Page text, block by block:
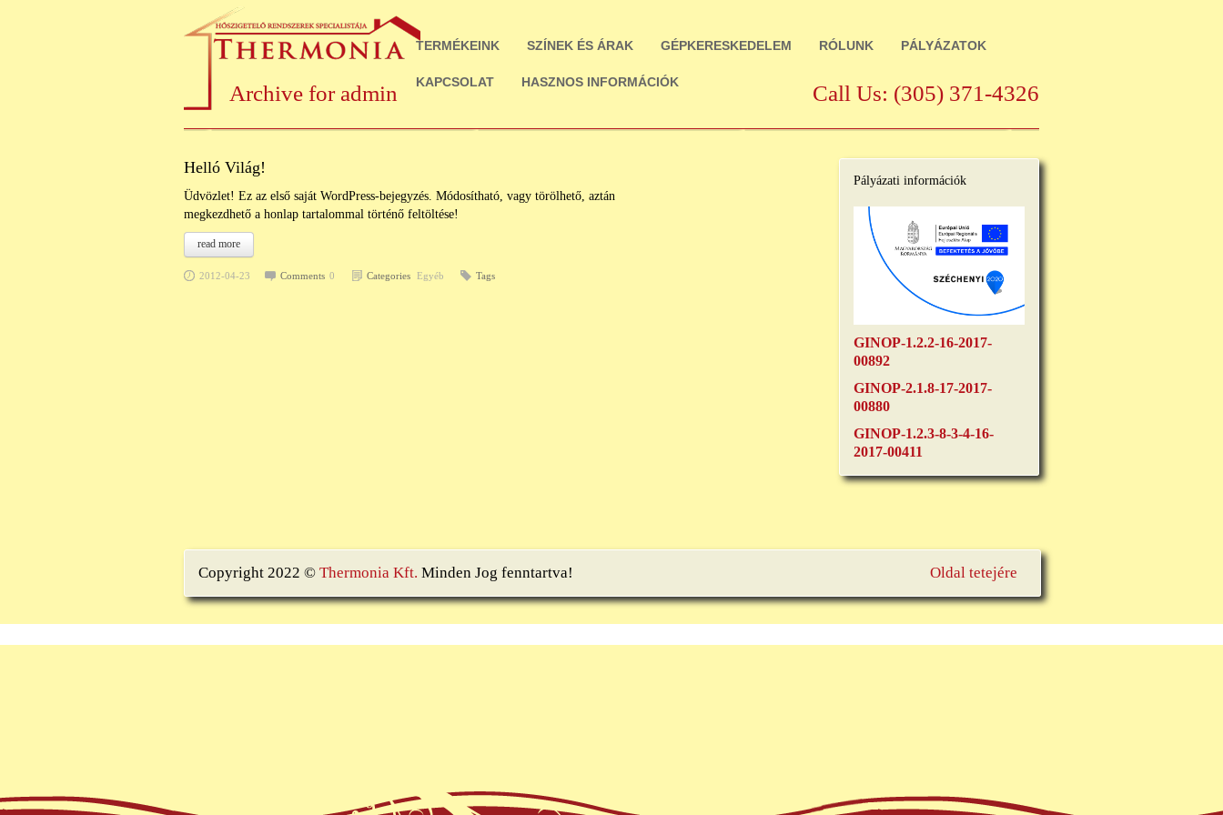
TERMÉKEINK SZÍNEK ÉS ÁRAK GÉPKERESKEDELEM RÓLUNK PÁLYÁZATOK
KAPCSOLAT HASZNOS INFORMÁCIÓK
Archive foradmin Call Us: (305) 371-4326
Helló Világ!
Üdvözlet! Ez az első saját WordPress-bejegyzés. Módosítható, vagy törölhető, aztán
megkezdhető a honlap tartalommal történő feltöltése!
read more
2012-04-23 Comments 0 Categories Egyéb Tags
Pályázati információk
GINOP-1.2.2-16-2017-
00892
GINOP-2.1.8-17-2017-
00880
GINOP-1.2.3-8-3-4-16-
2017-00411
Copyright 2022 © Thermonia Kft. Minden Jog fenntartva! Oldal tetejére